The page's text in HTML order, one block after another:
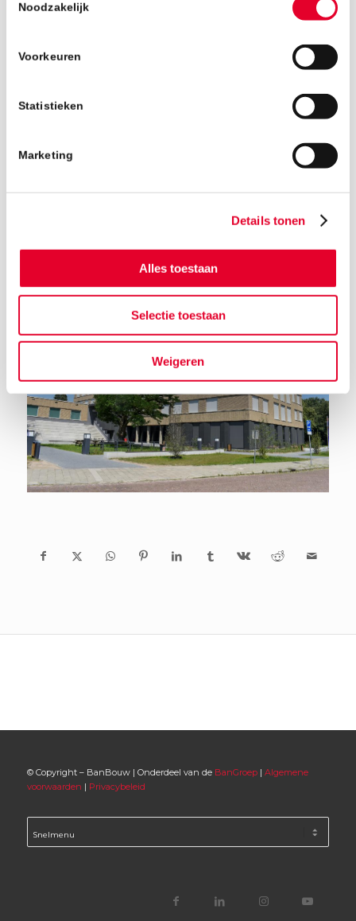
Noodzakelijk
Voorkeuren
Statistieken
Marketing
Details tonen
Alles toestaan
Selectie toestaan
Weigeren
© Copyright – BanBouw | Onderdeel van de BanGroep| Algemene
voorwaarden | Privacybeleid